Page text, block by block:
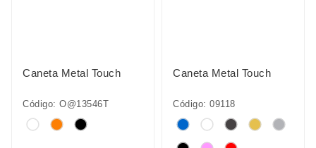
Caneta Metal Touch
Código: O@13546T
Caneta Metal Touch
Código: 09118